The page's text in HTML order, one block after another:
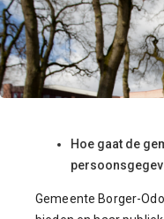
Hoe gaat de
Gemeente Borger-